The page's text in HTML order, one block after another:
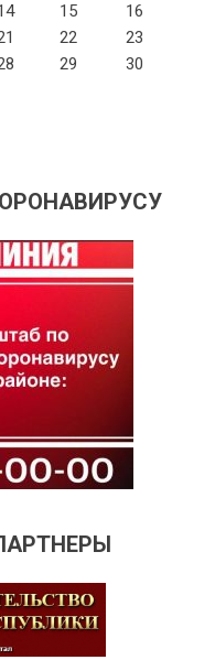
15
16
22
23
29
30